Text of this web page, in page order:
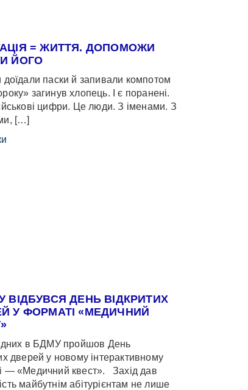
= ЖИТТЯ. ДОПОМОЖИ
ЙОГО
доїдали паски й запивали компотом
загинув хлопець. І є поранені.
цифри. Це люди. З іменами. З
[…]
ВІДБУВСЯ ДЕНЬ ВІДКРИТИХ
У ФОРМАТІ «МЕДИЧНИЙ
в БДМУ пройшов День
дверей у новому інтерактивному
— «Медичний квест». Захід дав
майбутнім абітурієнтам не лише